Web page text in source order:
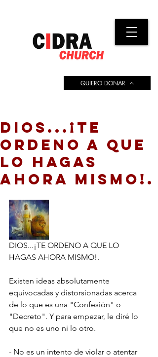
QUIERO DONAR
DIOS...¡TE
ORDENO A QUE
LO HAGAS
AHORA MISMO!.
DIOS...¡TE ORDENO A QUE LO
HAGAS AHORA MISMO!.
Existen ideas absolutamente
equivocadas y distorsionadas acerca
de lo que es una "Confesión" o
"Decreto". Y para empezar, le diré lo
que no es uno ni lo otro.
- No es un intento de violar o atentar